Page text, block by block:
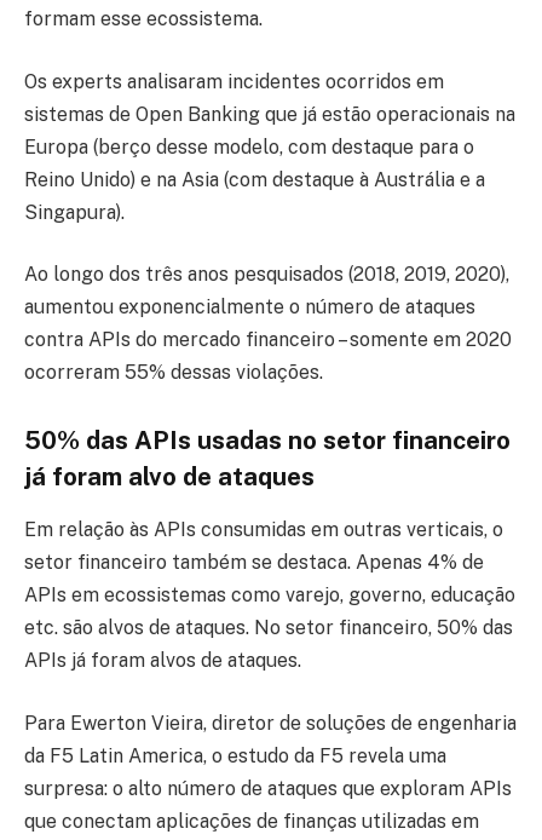
formam esse ecossistema.
Os experts analisaram incidentes ocorridos em
sistemas de Open Banking que já estão operacionais na
Europa (berço desse modelo, com destaque para o
Reino Unido) e na Asia (com destaque à Austrália e a
Singapura).
Ao longo dos três anos pesquisados (2018, 2019, 2020),
aumentou exponencialmente o número de ataques
contra APIs do mercado financeiro – somente em 2020
ocorreram 55% dessas violações.
50% das APIs usadas no setor financeiro
já foram alvo de ataques
Em relação às APIs consumidas em outras verticais, o
setor financeiro também se destaca. Apenas 4% de
APIs em ecossistemas como varejo, governo, educação
etc. são alvos de ataques. No setor financeiro, 50% das
APIs já foram alvos de ataques.
Para Ewerton Vieira, diretor de soluções de engenharia
da F5 Latin America, o estudo da F5 revela uma
surpresa: o alto número de ataques que exploram APIs
que conectam aplicações de finanças utilizadas em